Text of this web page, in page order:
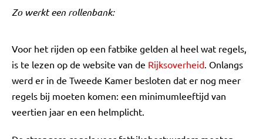
Zo werkt een rollenbank:
Voor het rijden op een fatbike gelden al heel wat regels,
is te lezen op de website van de Rijksoverheid. Onlangs
werd er in de Tweede Kamer besloten dat er nog meer
regels bij moeten komen: een minimumleeftijd van
veertien jaar en een helmplicht.